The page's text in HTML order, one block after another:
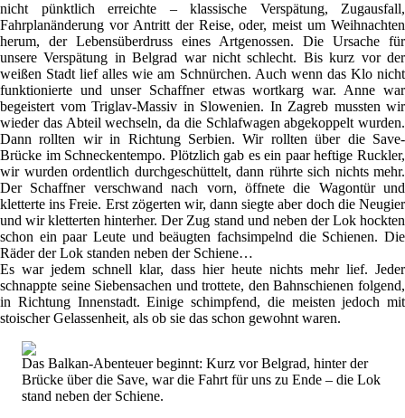
nicht pünktlich erreichte – klassische Verspätung, Zugausfall,
Fahrplanänderung vor Antritt der Reise, oder, meist um Weihnachten
herum, der Lebensüberdruss eines Artgenossen. Die Ursache für
unsere Verspätung in Belgrad war nicht schlecht. Bis kurz vor der
weißen Stadt lief alles wie am Schnürchen. Auch wenn das Klo nicht
funktionierte und unser Schaffner etwas wortkarg war. Anne war
begeistert vom Triglav-Massiv in Slowenien. In Zagreb mussten wir
wieder das Abteil wechseln, da die Schlafwagen abgekoppelt wurden.
Dann rollten wir in Richtung Serbien. Wir rollten über die Save-
Brücke im Schneckentempo. Plötzlich gab es ein paar heftige Ruckler,
wir wurden ordentlich durchgeschüttelt, dann rührte sich nichts mehr.
Der Schaffner verschwand nach vorn, öffnete die Wagontür und
kletterte ins Freie. Erst zögerten wir, dann siegte aber doch die Neugier
und wir kletterten hinterher. Der Zug stand und neben der Lok hockten
schon ein paar Leute und beäugten fachsimpelnd die Schienen. Die
Räder der Lok standen neben der Schiene…
Es war jedem schnell klar, dass hier heute nichts mehr lief. Jeder
schnappte seine Siebensachen und trottete, den Bahnschienen folgend,
in Richtung Innenstadt. Einige schimpfend, die meisten jedoch mit
stoischer Gelassenheit, als ob sie das schon gewohnt waren.
Das Balkan-Abenteuer beginnt: Kurz vor Belgrad, hinter der
Brücke über die Save, war die Fahrt für uns zu Ende – die Lok
stand neben der Schiene.